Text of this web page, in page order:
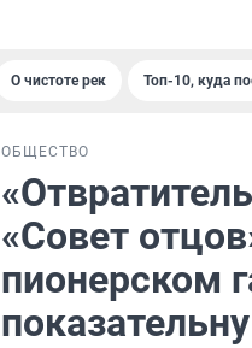
О чистоте рек Топ-10, куда
ОБЩЕСТВО
«Совет
пионерском